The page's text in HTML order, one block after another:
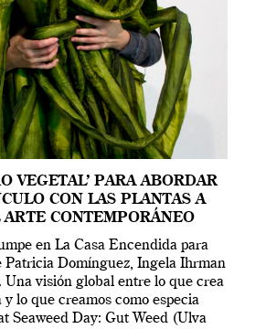
VEGETAL’ PARA ABORDAR
CON LAS PLANTAS A
ARTE CONTEMPORÁNEO
en La Casa Encendida para
Patricia Domínguez, Ingela Ihrman
visión global entre lo que crea
lo que creamos como especia
Seaweed Day: Gut Weed (Ulva